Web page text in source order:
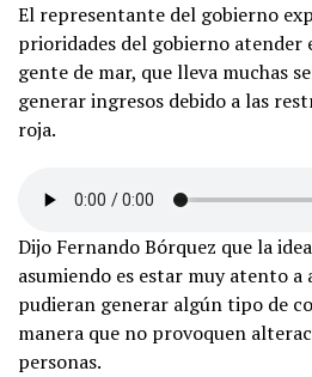
El representante del gobierno
prioridades del gobierno atender
gente de mar, que lleva muchas
generar ingresos debido a las
roja.
Dijo Fernando Bórquez que la
asumiendo es estar muy atento a
pudieran generar algún tipo de
manera que no provoquen
personas.